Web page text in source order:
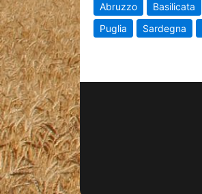
Abruzzo Basilicata
Puglia
Sardegna